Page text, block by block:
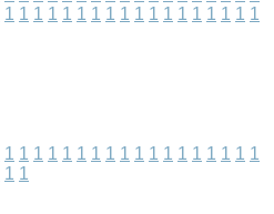
1 1 1 1 1 1 1 1 1 1 1 1 1 1 1 1 1 1
1 1 1 1 1 1 1 1 1 1 1 1 1 1 1 1 1 1
1 1